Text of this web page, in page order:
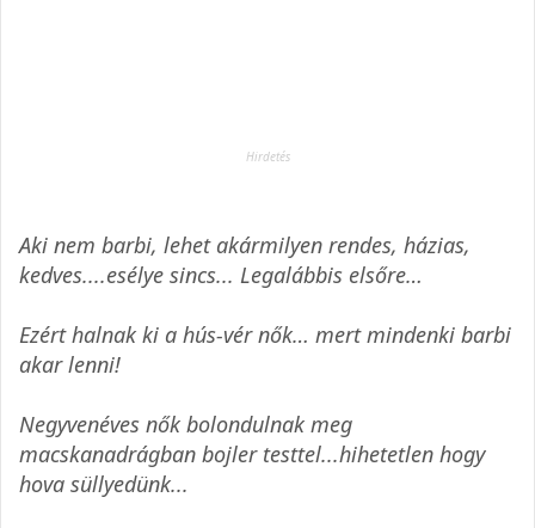
Aki nem barbi, lehet akármilyen rendes, házias,
kedves....esélye sincs... Legalábbis elsőre…
Ezért halnak ki a hús-vér nők… mert mindenki barbi
akar lenni!
Negyvenéves nők bolondulnak meg
macskanadrágban bojler testtel...hihetetlen hogy
hova süllyedünk...